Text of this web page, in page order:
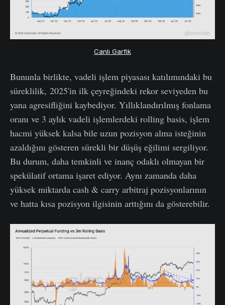
Canlı Garfik
Bununla birlikte, vadeli işlem piyasası katılımındaki bu
süreklilik, 2025'in ilk çeyreğindeki rekor seviyeden bu
yana agresifliğini kaybediyor. Yıllıklandırılmış fonlama
oranı ve 3 aylık vadeli işlemlerdeki rolling basis, işlem
hacmi yüksek kalsa bile uzun pozisyon alma isteğinin
azaldığını gösteren sürekli bir düşüş eğilimi sergiliyor.
Bu durum, daha temkinli ve inanç odaklı olmayan bir
spekülatif ortama işaret ediyor. Aynı zamanda daha
yüksek miktarda cash & carry arbitraj pozisyonlarının
ve hatta kısa pozisyon ilgisinin arttığını da gösterebilir.